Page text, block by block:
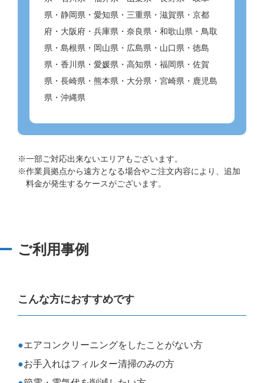
県・静岡県・愛知県・三重県・滋賀県・京都
府・大阪府・兵庫県・奈良県・和歌山県・鳥取
県・島根県・岡山県・広島県・山口県・徳島
県・香川県・愛媛県・高知県・福岡県・佐賀
県・長崎県・熊本県・大分県・宮崎県・鹿児島
県・沖縄県
※一部ご対応出来ないエリアもございます。
※作業員拠点から遠方となる場合やご注文内容により、追加
料金が発生するケースがございます。
ご利用事例
こんな方におすすめです
エアコンクリーニングをしたことがない方
お手入れはフィルター清掃のみの方